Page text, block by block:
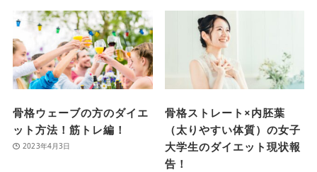
骨格ウェーブの方のダイエ
ット方法！筋トレ編！
2023年4月3日
骨格ストレート×内胚葉
（太りやすい体質）の女子
大学生のダイエット現状報
告！